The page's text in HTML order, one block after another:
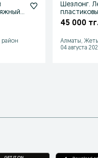
Шезлонг.
для пляжа
45 000
Алматы,
04 августа